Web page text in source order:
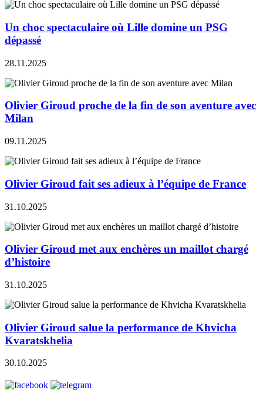
Un choc spectaculaire où Lille domine un PSG
dépassé
28.11.2025
Olivier Giroud proche de la fin de son aventure avec
Milan
09.11.2025
Olivier Giroud fait ses adieux à l’équipe de France
31.10.2025
Olivier Giroud met aux enchères un maillot chargé
d’histoire
31.10.2025
Olivier Giroud salue la performance de Khvicha
Kvaratskhelia
30.10.2025